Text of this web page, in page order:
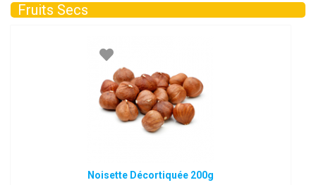
Fruits Secs
Noisette Décortiquée 200g